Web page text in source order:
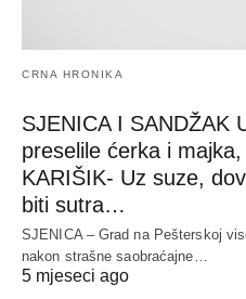
CRNA HRONIKA
SJENICA I SANDŽAK
preselile ćerka i
KARIŠIK- Uz suze,
biti sutra…
SJENICA – Grad na Pešterskoj
nakon strašne saobraćajne…
5 mjeseci ago